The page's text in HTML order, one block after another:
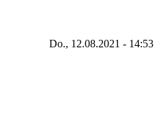
Do., 12.08.2021 - 14:53